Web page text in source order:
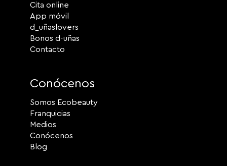
Cita online
App móvil
d_uñaslovers
Bonos d-uñas
Contacto
Conócenos
Somos Ecobeauty
Franquicias
Medios
Conócenos
Blog